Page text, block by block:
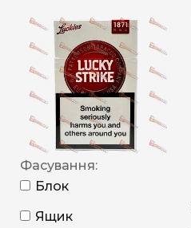
Фасування:
Блок
Ящик